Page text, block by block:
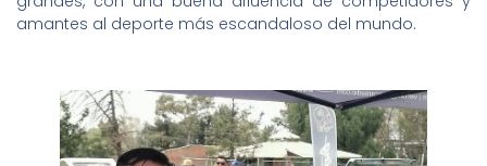
amantes al deporte más escandaloso del mundo.